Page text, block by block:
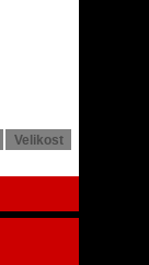
Velikost